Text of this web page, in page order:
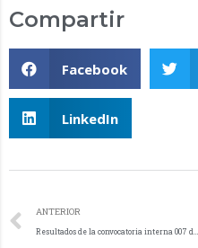
Compartir
Facebook
LinkedIn
ANTERIOR